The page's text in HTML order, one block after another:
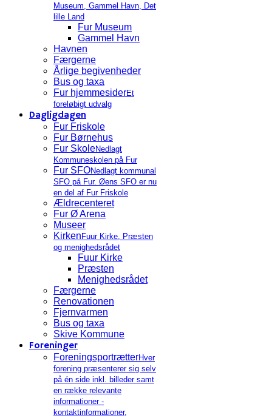
Museum, Gammel Havn, Det
lille Land
Fur Museum
Gammel Havn
Havnen
Færgerne
Årlige begivenheder
Bus og taxa
Fur hjemmesiderEt
foreløbigt udvalg
Dagligdagen
Fur Friskole
Fur Børnehus
Fur SkoleNedlagt
Kommuneskolen på Fur
Fur SFONedlagt kommunal
SFO på Fur. Øens SFO er nu
en del af Fur Friskole
Ældrecenteret
Fur Ø Arena
Museer
Kirken Fuur Kirke, Præsten
og menighedsrådet
Fuur Kirke
Præsten
Menighedsrådet
Færgerne
Renovationen
Fjernvarmen
Bus og taxa
Skive Kommune
Foreninger
ForeningsportrætterHver
forening præsenterer sig selv
på én side inkl. billeder samt
en række relevante
informationer -
kontaktinformationer,